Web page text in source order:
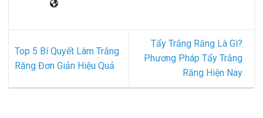
Top 5 Bí Quyết Làm Trắng
Răng Đơn Giản Hiệu Quả
Tẩy Trắng Răng Là Gì?
Phương Pháp Tẩy Trắng
Răng Hiện Nay